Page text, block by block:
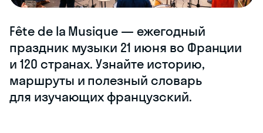
Fête de la Musique — ежегодный
праздник музыки 21 июня во Франции
и 120 странах. Узнайте историю,
маршруты и полезный словарь
для изучающих французский.